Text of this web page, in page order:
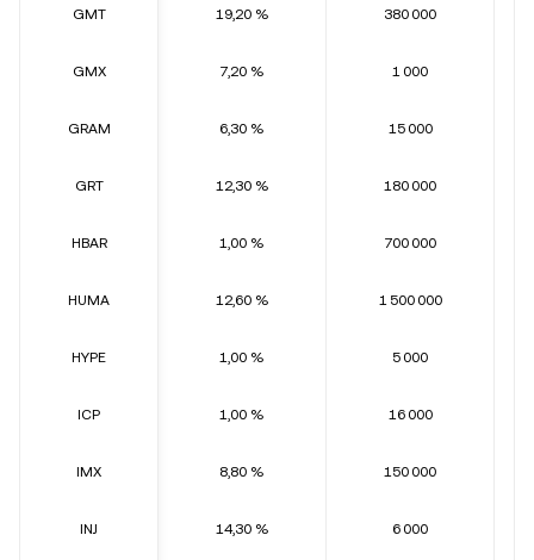
GMT
GMX
GRAM
GRT
HBAR
HUMA
HYPE
ICP
IMX
INJ
19,20 % 380 000
7,20 % 1 000
6,30 % 15 000
12,30 % 180 000
1,00 % 700 000
12,60 % 1 500 000
1,00 % 5 000
1,00 % 16 000
8,80 % 150 000
14,30 % 6 000